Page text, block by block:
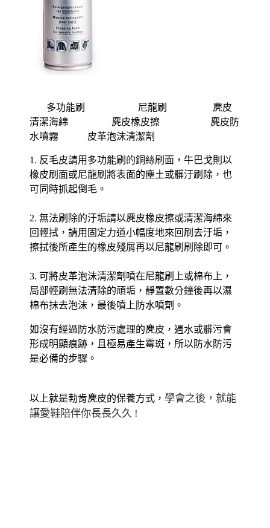
多功能刷 尼龍刷 麂皮
清潔海綿 麂皮橡皮擦 麂皮防
水噴霧 皮革泡沫清潔劑
1. 反毛皮請用多功能刷的銅絲刷面，牛巴戈則以
橡皮刷面或尼龍刷將表面的塵土或髒汙刷除，也
可同時抓起倒毛。
2. 無法刷除的汙垢請以麂皮橡皮擦或清潔海綿來
回輕拭，請用固定力道小幅度地來回刷去汙垢，
擦拭後所產生的橡皮殘屑再以尼龍刷刷除即可。
3. 可將皮革泡沫清潔劑噴在尼龍刷上或棉布上，
局部輕刷無法清除的頑垢，靜置數分鐘後再以濕
棉布抹去泡沫，最後噴上防水噴劑。
如沒有經過防水防污處理的麂皮，遇水或髒污會
形成明顯痕跡，且極易產生霉斑，所以防水防污
是必備的步驟。
以上就是勃肯麂皮的保養方式， 學會之後，就能
讓愛鞋陪伴你長長久久 !